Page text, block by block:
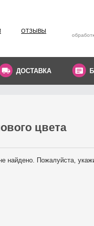
ОТЗЫВЫ
ДОСТАВКА
цвета
найдено. Пожалуйста,